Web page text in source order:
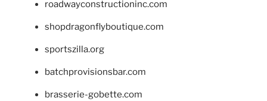
roadwayconstructioninc.com
shopdragonflyboutique.com
sportszilla.org
batchprovisionsbar.com
brasserie-gobette.com